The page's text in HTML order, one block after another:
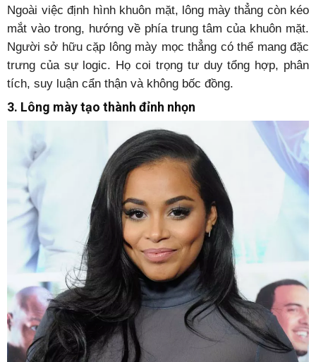
Ngoài việc định hình khuôn mặt, lông mày thẳng còn kéo
mắt vào trong, hướng về phía trung tâm của khuôn mặt.
Người sở hữu cặp lông mày mọc thẳng có thể mang đặc
trưng của sự logic. Họ coi trọng tư duy tổng hợp, phân
tích, suy luận cẩn thận và không bốc đồng.
3. Lông mày tạo thành đỉnh nhọn